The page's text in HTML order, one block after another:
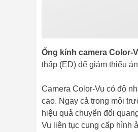
Ống kính camera Color-
thấp (ED) để giảm thiểu
Camera Color-Vu có độ
cao. Ngay cả trong môi
hiệu quả chuyển đổi
Vu liên tục cung cấp hình